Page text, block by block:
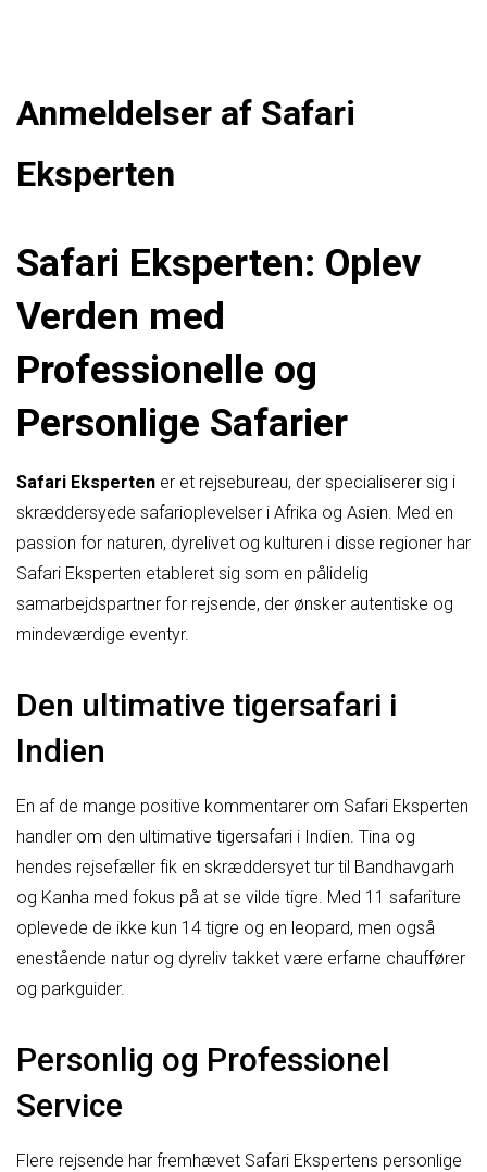
Anmeldelser af Safari
Eksperten
Safari Eksperten: Oplev
Verden med
Professionelle og
Personlige Safarier
Safari Eksperten er et rejsebureau, der specialiserer sig i
skræddersyede safarioplevelser i Afrika og Asien. Med en
passion for naturen, dyrelivet og kulturen i disse regioner har
Safari Eksperten etableret sig som en pålidelig
samarbejdspartner for rejsende, der ønsker autentiske og
mindeværdige eventyr.
Den ultimative tigersafari i
Indien
En af de mange positive kommentarer om Safari Eksperten
handler om den ultimative tigersafari i Indien. Tina og
hendes rejsefæller fik en skræddersyet tur til Bandhavgarh
og Kanha med fokus på at se vilde tigre. Med 11 safariture
oplevede de ikke kun 14 tigre og en leopard, men også
enestående natur og dyreliv takket være erfarne chauffører
og parkguider.
Personlig og Professionel
Service
Flere rejsende har fremhævet Safari Ekspertens personlige